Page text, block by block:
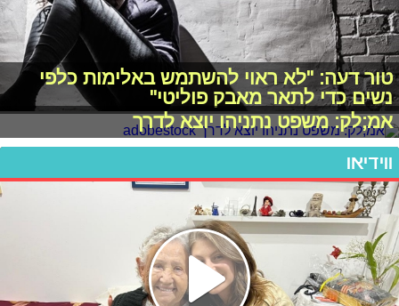
טור דעה: "לא ראוי להשתמש באלימות כלפי
נשים כדי לתאר מאבק פוליטי"
אמ;לק: משפט נתניהו יוצא לדרך
ווידיאו